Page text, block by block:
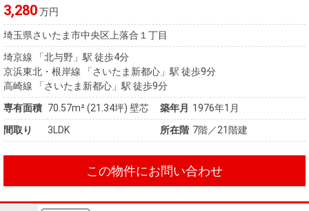
税金の本
（電子ブ
ック）
3,280万円
埼玉県さいたま市中央区上落合１丁目
埼京線 「北与野」駅 徒歩4分
京浜東北・根岸線 「さいたま新都心」駅 徒歩9分
高崎線 「さいたま新都心」駅 徒歩9分
専有面積 70.57m²(21.34坪) 壁芯 築年月
1976年1月
間取り
3LDK 所在階 7階／21階建
この物件にお問い合わせ